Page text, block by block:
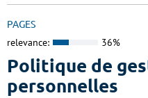
PAGES
relevance: 36%
Politique de
personnelles